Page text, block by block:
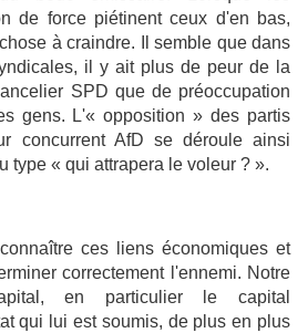
de force piétinent ceux d'en bas,
à craindre. Il semble que dans
il y ait plus de peur de la
SPD que de préoccupation
gens. L'« opposition » des partis
concurrent AfD se déroule ainsi
type « qui attrapera le voleur ? ».
ces liens économiques et
correctement l'ennemi. Notre
en particulier le capital
qui lui est soumis, de plus en plus